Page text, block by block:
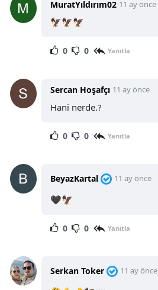
MuratYıldırım02 11 ay önce
🦅🦅🦅
0 0 Yanıtla
Sercan Hoşafçı 11 ay önce
Hani nerde.?
0 0 Yanıtla
BeyazKartal 11 ay önce
🖤🦅
0 0 Yanıtla
Serkan Toker 11 ay önce